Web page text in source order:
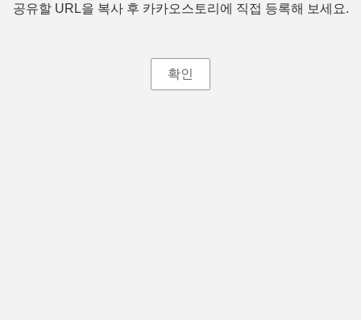
공유할 URL을 복사 후 카카오스토리에 직접 등록해 보세요.
확인